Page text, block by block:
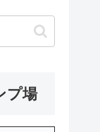
プ場